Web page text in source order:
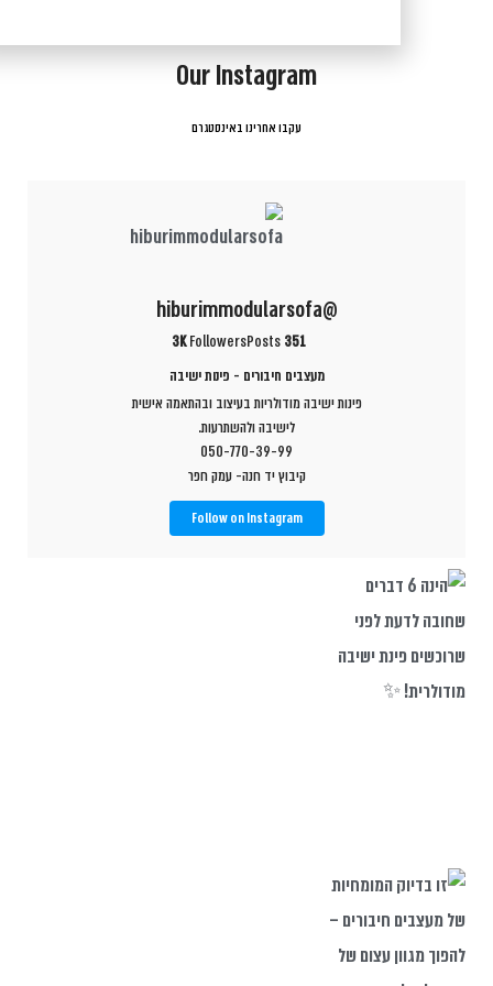
Our Instagram
עקבו אחרינו באינסטגרם
@hiburimmodularsofa
351
Posts
3KFollowers
מעצבים חיבורים - פינות ישיבה
פינות ישיבה מודולריות בעיצוב ובהתאמה אישית
לישיבה ולהשתרעות.
050-770-39-99
קיבוץ יד חנה- עמק חפר
Follow on Instagram